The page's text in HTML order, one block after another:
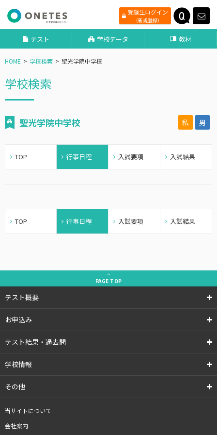
受験生ログイン
（新規登録）
テスト 学校データ 教材
HOME 学校検索 聖光学院中学校
学校検索
聖光学院中学校 私 男
TOP 行事日程 入試要項 入試結果
TOP 行事日程 入試要項 入試結果
PAGE TOP
テスト概要
お申込み
テスト結果・過去問
学校情報
その他
当サイトについて
会社案内